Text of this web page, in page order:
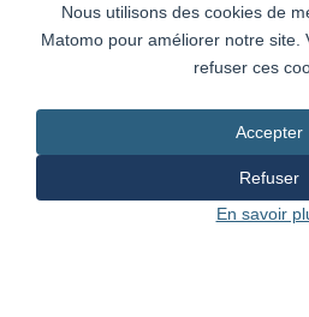
Nous utilisons des cookies de
Matomo pour améliorer notre site.
refuser ces
Accepter
Refuser
En savoir
CHA-
Rue de l'Hôtel-
1211 Genève
T. +41 22 327